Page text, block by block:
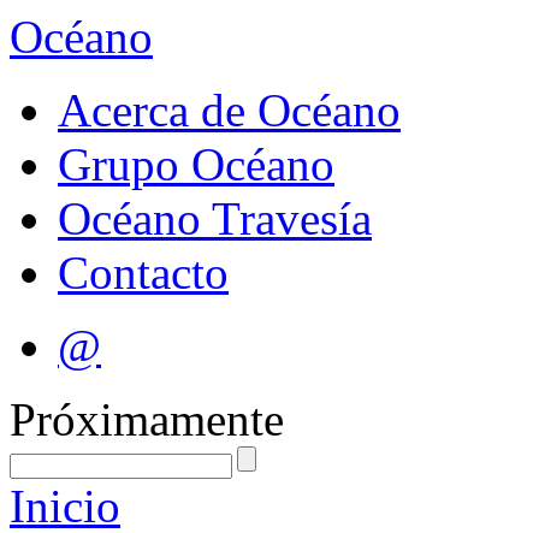
Océano
Acerca de Océano
Grupo Océano
Océano Travesía
Contacto
@
Próximamente
Inicio